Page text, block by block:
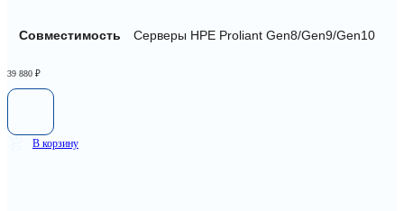
Совместимость Серверы HPE Proliant Gen8/Gen9/Gen10
39 880 ₽
В корзину